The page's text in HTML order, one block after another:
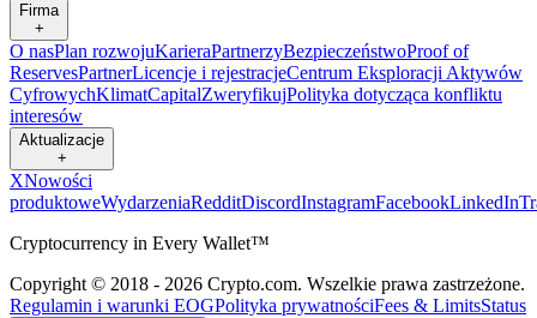
Firma
+
O nasPlan rozwojuKarieraPartnerzyBezpieczeństwoProof of
ReservesPartnerLicencje i rejestracjeCentrum Eksploracji Aktywów
CyfrowychKlimatCapitalZweryfikujPolityka dotycząca konfliktu
interesów
Aktualizacje
+
XNowości
produktoweWydarzeniaRedditDiscordInstagramFacebookLinkedIn
Cryptocurrency in Every Wallet™
Copyright © 2018 - 2026 Crypto.com. Wszelkie prawa zastrzeżone.
Regulamin i warunki EOGPolityka prywatnościFees & LimitsStatus